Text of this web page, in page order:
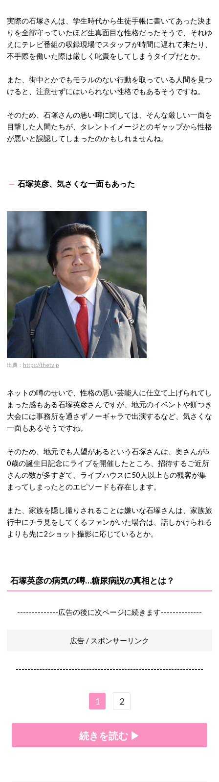
実際の石塚さんは、学生時代から生徒手帳に書いてあった決ま
りを全部守っていたほど生真面目な性格だったそうで、それゆ
えにテレビ番組の収録現場でスタッフが時間に遅れて来たり、
不手際を働いた際は厳しく叱責をしてしまうタイプだとか。
また、街中とかでもモラルのない行動を取っている人間を見つ
けると、注意せずにはいられない性格でもあるそうですね。
そのため、石塚さんの悪い噂に関しては、そんな厳しい一面を
目撃した人間たちが、タレントイメージとのギャップから性格
が悪いと誤認してしまったのかもしれませんね。
石塚英彦、気さくな一面もあった
出典： https://thetv.jp
ネットの噂のせいで、性格の悪い芸能人に仕立て上げられてし
まった感もある石塚英彦さんですが、地元のイベントや餅つき
大会には事務所を通さずノーギャラで出演するなど、気さくな
一面もあるそうですね。
そのため、地元でも人望があるという石塚さんは、奥さんが5
0歳の誕生日記念にライブを開催したところ、招待するご近所
さんの数が多すぎて、ライブハウスに50人以上もの観客が集
まってしまったとのエピソードも存在します。
また、家族を隠し撮りされることは嫌いな石塚さんは、家族旅
行中にチラ見をしてくるファンがいた場合は、話しかけられる
よりも先に2ショット撮影に応じているとか。
石塚英彦の病気の噂…糖尿病説の真相とは？
--------------広告の後に次ページに続きます--------------
広告 / スポンサーリンク
----------------------------------------------------------------
1 2
続きを読む ▶